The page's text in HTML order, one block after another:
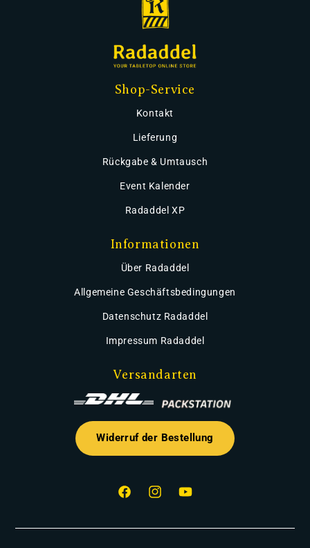
Shop-Service
Kontakt
Lieferung
Rückgabe & Umtausch
Event Kalender
Radaddel XP
Informationen
Über Radaddel
Allgemeine Geschäftsbedingungen
Datenschutz Radaddel
Impressum Radaddel
Versandarten
Widerruf der Bestellung
FacebookInstagramYouTube